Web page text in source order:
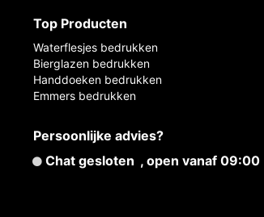
Top Producten
Waterflesjes bedrukken
Bierglazen bedrukken
Handdoeken bedrukken
Emmers bedrukken
Persoonlijke advies?
Chat gesloten , open vanaf 09:00